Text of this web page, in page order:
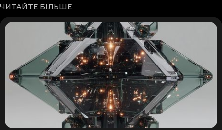
ЧИТАЙТЕ БІЛЬШЕ